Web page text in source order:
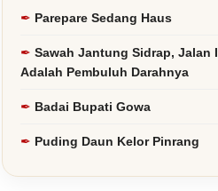
Parepare Sedang Haus
Sawah Jantung Sidrap, Jalan
Adalah Pembuluh Darahnya
Badai Bupati Gowa
Puding Daun Kelor Pinrang